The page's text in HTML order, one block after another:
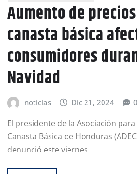
Aumento de
canasta básica
consumidores
Navidad
noticias Dic 21, 2024 0
El presidente de la Asociación
Canasta Básica de Honduras
denunció este viernes…